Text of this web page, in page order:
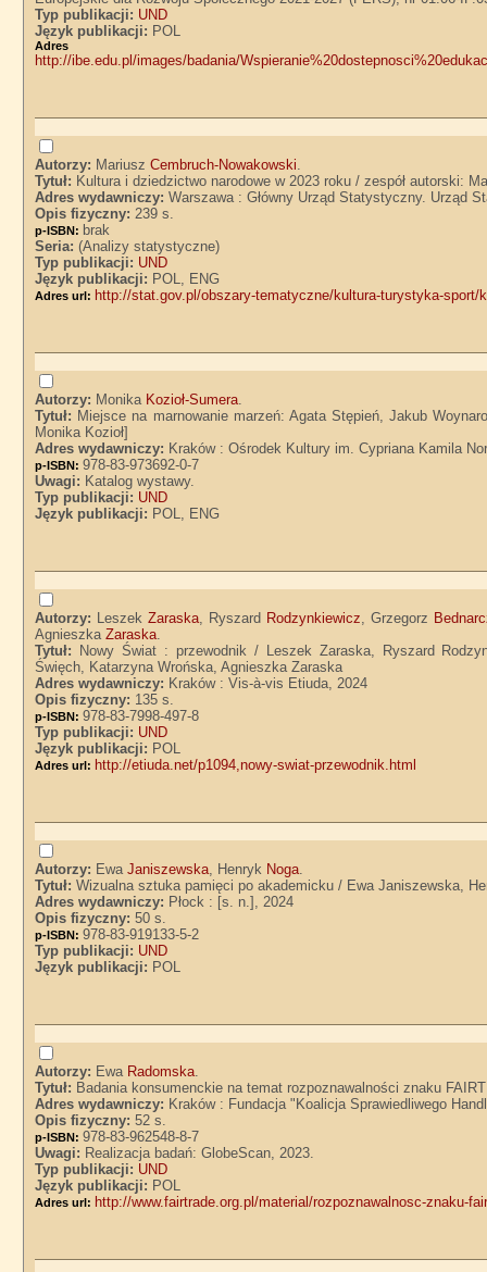
Typ publikacji: UND
Język publikacji: POL
http://ibe.edu.pl/images/badania/
Autorzy: MariuszCembruch-Nowakowski.
Tytuł: Kultura i dziedzictwo narodowe w 2023 roku / zespół autorski:
Adres wydawniczy:Warszawa : Główny Urząd Statystyczny. Urząd
Opis fizyczny:239 s.
p-ISBN: brak
Seria:(Analizy statystyczne)
Typ publikacji: UND
Język publikacji: POL, ENG
Adres url: http://stat.gov.pl/obszary-tematyczne/kultura-turystyka-sport/
Autorzy: Monika Kozioł-Sumera.
Tytuł: Miejsce na marnowanie marzeń: Agata Stępień, Jakub
Monika Kozioł]
Adres wydawniczy: Kraków : Ośrodek Kultury im. Cypriana Kamila
p-ISBN:978-83-973692-0-7
Uwagi: Katalog wystawy.
Typ publikacji: UND
Język publikacji: POL, ENG
Autorzy: LeszekZaraska, Ryszard Rodzynkiewicz, Grzegorz
AgnieszkaZaraska.
Tytuł:
Nowy Świat : przewodnik / Leszek Zaraska, Ryszard
Święch, Katarzyna Wrońska, Agnieszka Zaraska
Adres wydawniczy: Kraków : Vis-à-vis Etiuda, 2024
Opis fizyczny: 135 s.
p-ISBN:978-83-7998-497-8
Typ publikacji: UND
Język publikacji: POL
Adres url: http://etiuda.net/p1094,nowy-swiat-przewodnik.html
Autorzy: EwaJaniszewska, Henryk Noga.
Tytuł:Wizualna sztuka pamięci po akademicku / Ewa Janiszewska,
Adres wydawniczy: Płock : [s. n.], 2024
Opis fizyczny:50 s.
p-ISBN:978-83-919133-5-2
Typ publikacji: UND
Język publikacji: POL
Autorzy: Ewa Radomska.
Tytuł: Badania konsumenckie na temat rozpoznawalności znaku
Adres wydawniczy: Kraków : Fundacja "Koalicja Sprawiedliwego
Opis fizyczny:52 s.
p-ISBN:978-83-962548-8-7
Uwagi: Realizacja badań: GlobeScan, 2023.
Typ publikacji: UND
Język publikacji: POL
Adres url: http://www.fairtrade.org.pl/material/rozpoznawalnosc-znaku-